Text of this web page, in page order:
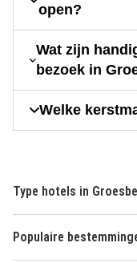
open?
Wat zijn
bezoek in
Welke
Type hotels in
Populaire